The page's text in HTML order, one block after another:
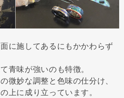
に施してあるにもかかわらず
青味が強いのも特徴。
微妙な調整と色味の仕分け、
上に成り立っています。